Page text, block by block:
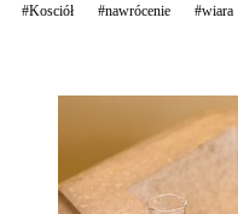
#Kosciół #nawrócenie #wiara